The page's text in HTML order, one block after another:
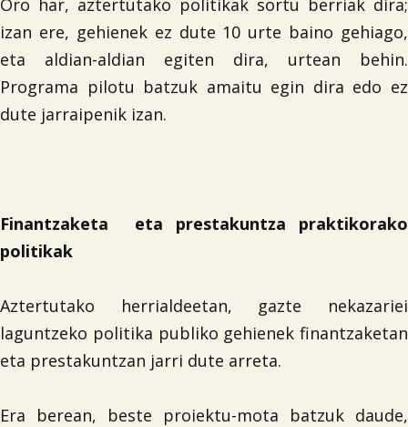
Oro har, aztertutako politikak sortu berriak dira;
izan ere, gehienek ez dute 10 urte baino gehiago,
eta aldian-aldian egiten dira, urtean behin.
Programa pilotu batzuk amaitu egin dira edo ez
dute jarraipenik izan.
Finantzaketa eta prestakuntza praktikorako
politikak
Aztertutako herrialdeetan, gazte nekazariei
laguntzeko politika publiko gehienek finantzaketan
eta prestakuntzan jarri dute arreta.
Era berean, beste proiektu-mota batzuk daude,